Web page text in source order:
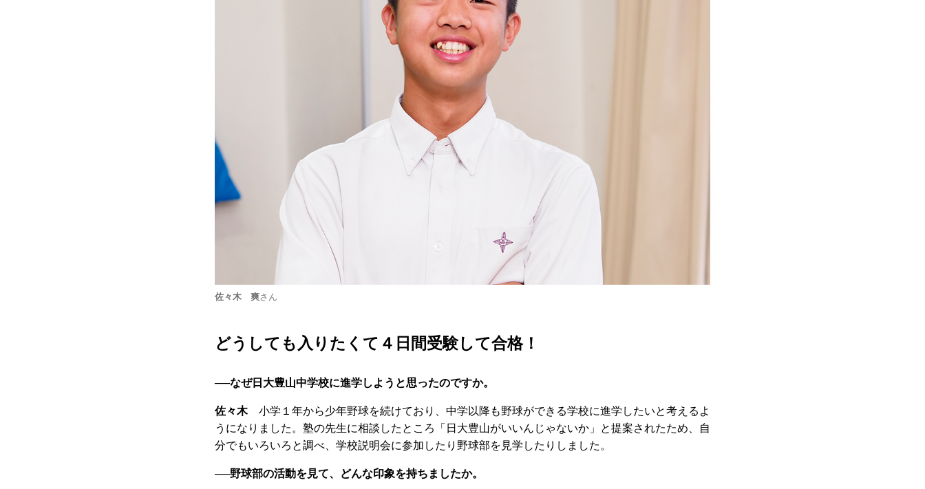
佐々木 爽さん
どうしても入りたくて４日間受験して合格！
──なぜ日大豊山中学校に進学しようと思ったのですか。
佐々木小学１年から少年野球を続けており、中学以降も野球ができる学校に進学したいと考えるよ
うになりました。塾の先生に相談したところ「日大豊山がいいんじゃないか」と提案されたため、自
分でもいろいろと調べ、学校説明会に参加したり野球部を見学したりしました。
──野球部の活動を見て、どんな印象を持ちましたか。